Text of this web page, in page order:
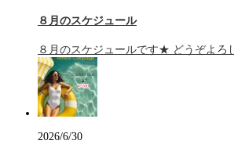
８月のスケジュール
８月のスケジュールです★ どうぞよろ
2026/6/30